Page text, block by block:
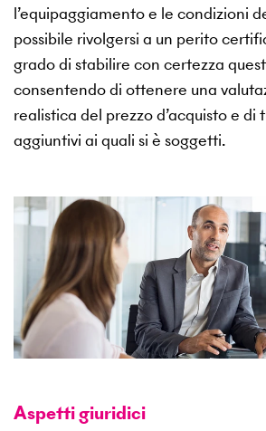
l’equipaggiamento e le condizioni
possibile rivolgersi a un perito
grado di stabilire con certezza
consentendo di ottenere una
realistica del prezzo d’acquisto e di
aggiuntivi ai quali si è soggetti.
Aspetti giuridici